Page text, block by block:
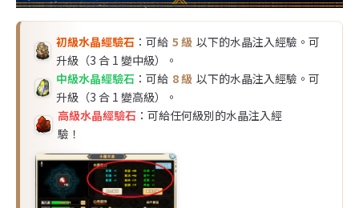
初級水晶經驗石：可給 5 級 以下的水晶注入經驗。可
升級（3 合 1 變中級）。
中級水晶經驗石：可給 8 級 以下的水晶注入經驗。可
升級（3 合 1 變高級）。
高級水晶經驗石 ：可給任何級別的水晶注入經
驗！